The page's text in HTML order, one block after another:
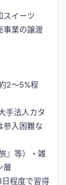
スイーツ
事業の譲渡
2〜5%程
手法人カタ
参入困難な
』等）・雑
層
程度で習得